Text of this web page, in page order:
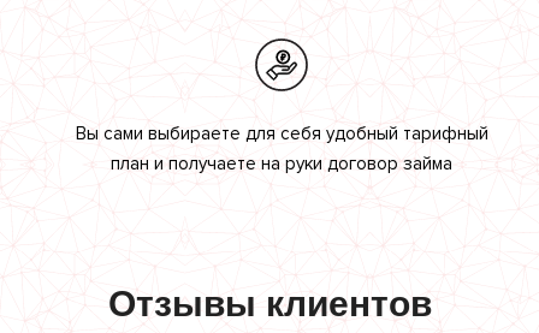
Вы сами выбираете для себя удобный тарифный
план и получаете на руки договор займа
Отзывы клиентов